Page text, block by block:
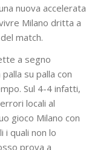
nuova accelerata
Milano dritta a
match.
a segno
su palla con
Sul 4-4 infatti,
locali al
gioco Milano con
i quali non lo
prova a